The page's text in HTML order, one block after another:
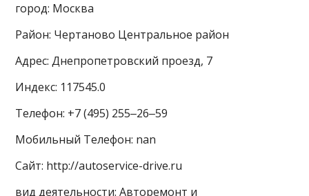
город: Москва
Район: Чертаново Центральное район
Адрес: Днепропетровский проезд, 7
Индекс: 117545.0
Телефон: +7 (495) 255‒26‒59
Мобильный Телефон: nan
Сайт: http://autoservice-drive.ru
вид деятельности: Авторемонт и